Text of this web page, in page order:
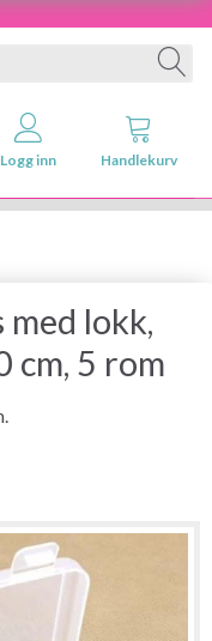
Logg inn Handlekurv
lokk,
cm, 5 rom